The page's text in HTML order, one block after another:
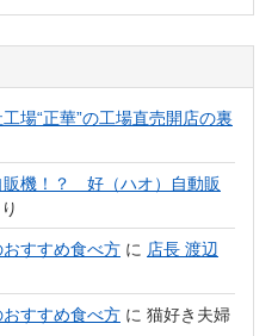
場“正華”の工場直売開店の裏
販機！？ 好（ハオ）自動販
すすめ食べ方 に 店長 渡辺
すすめ食べ方 に 猫好き夫婦